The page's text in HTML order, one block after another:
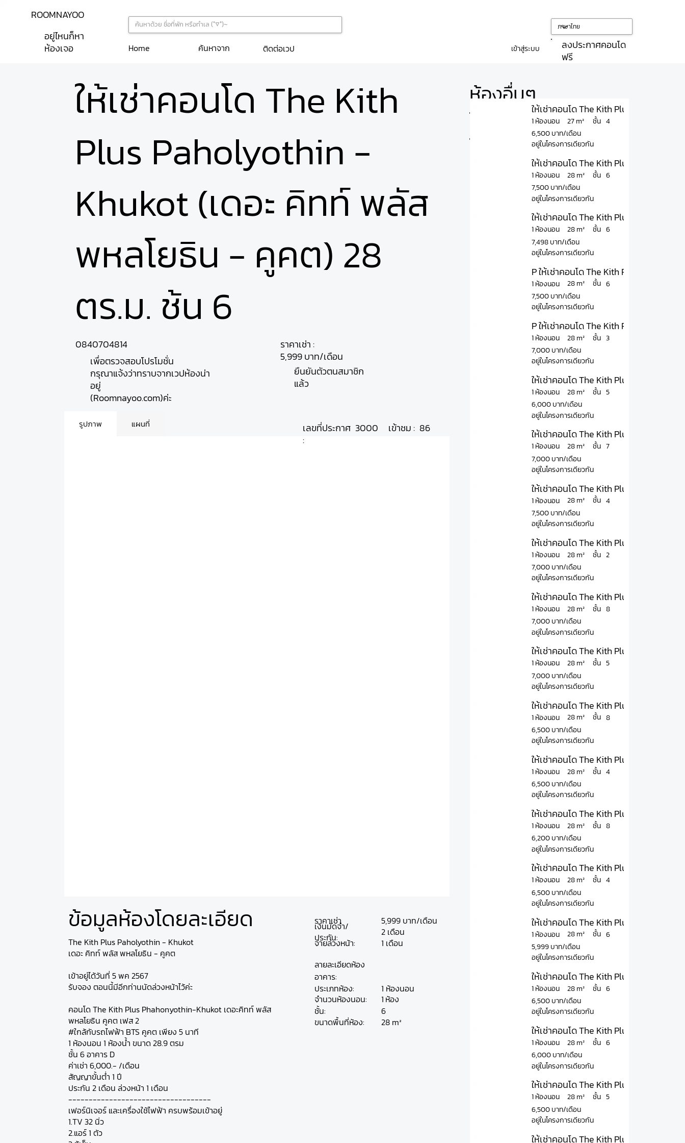
ติดต่อเวป
Home ค้นหาจาก เข้าสู่ระบบ
ลงประกาศคอนโด
ฟรี
ROOMNAYOO
อยู่ไหนก็หา
ห้องเจอ
ให้เช่าคอนโด The Kith
Plus Paholyothin -
Khukot (เดอะ คิทท์ พลัส
พหลโยธิน - คูคต) 28
ตร.ม. ช้น 6
0840704814
เพื่อตรวจสอบโปรโมชั่น
กรุณาแจ้งว่าทราบจากเวปห้องน่า
อยู่
(Roomnayoo.com)ค่ะ
ราคาเช่า :
5,999 บาท/เดือน
ยืนยันตัวตนสมาชิก
แล้ว
รูปภาพ แผนที่
เลขที่ประกาศ
:
3000 เข้าชม : 86
ข้อมูลห้องโดยละเอียด
The Kith Plus Paholyothin - Khukot
เดอะ คิทท์ พลัส พหลโยธิน - คูคต
เข้าอยู่ได้วันที่ 5 พค 2567
รับจอง ตอนนี้มีอีกท่านนัดล่วงหน้าไว้ค่ะ
คอนโด The Kith Plus Phahonyothin-Khukot เดอะคิทท์ พลัส
พหลโยธิน คูคต เฟส 2
#ใกล้กับรถไฟฟ้า BTS คูคต เพียง 5 นาที
1 ห้องนอน 1 ห้องน้ำ ขนาด 28.9 ตรม
ชั้น 6 อาคาร D
ค่าเช่า 6,000.- /เดือน
สัญญาขั้นต่ำ 1 ปี
ประกัน 2 เดือน ล่วงหน้า 1 เดือน
-----------------------------------
เฟอร์นิเจอร์ และเครื่องใช้ไฟฟ้า ครบพร้อมเข้าอยู่
1.TV 32 นิ่ว
2.แอร์ 1 ตัว
ลายละเอียดห้อง
อาคาร:
ประเภทห้อง:
จำนวนห้องนอน:
ชั้น:
ขนาดพื้นที่ห้อง:
1 ห้องนอน
1
6
28 m²
ห้อง
ราคาเช่า
เงินมัดจำ/
ประกัน:
จ่ายล่วงหน้า:
5,999 บาท/เดือน
2 เดือน
1 เดือน
ห้องอื่นๆ
ใน
โครงการ
ให้เช่าคอนโด The Kith Plus
1 ห้องนอน
6,500 บาท/เดือน
ชั้น
27 m² 4
อยู่ในโครงการเดียวกัน
ให้เช่าคอนโด The Kith Plus
1 ห้องนอน
7,500 บาท/เดือน
ชั้น
28 m² 6
อยู่ในโครงการเดียวกัน
ให้เช่าคอนโด The Kith Plus
1 ห้องนอน
7,498 บาท/เดือน
ชั้น
28 m² 6
อยู่ในโครงการเดียวกัน
P ให้เช่าคอนโด The Kith Plus
1 ห้องนอน
7,500 บาท/เดือน
ชั้น
28 m² 6
อยู่ในโครงการเดียวกัน
P ให้เช่าคอนโด The Kith Plus
1 ห้องนอน
7,000 บาท/เดือน
ชั้น
28 m² 3
อยู่ในโครงการเดียวกัน
ให้เช่าคอนโด The Kith Plus
1 ห้องนอน
6,000 บาท/เดือน
ชั้น
28 m² 5
อยู่ในโครงการเดียวกัน
ให้เช่าคอนโด The Kith Plus
1 ห้องนอน
7,000 บาท/เดือน
ชั้น
28 m² 7
อยู่ในโครงการเดียวกัน
ให้เช่าคอนโด The Kith Plus
1 ห้องนอน
7,500 บาท/เดือน
ชั้น
28 m² 4
อยู่ในโครงการเดียวกัน
ให้เช่าคอนโด The Kith Plus
1 ห้องนอน
7,000 บาท/เดือน
ชั้น
28 m² 2
อยู่ในโครงการเดียวกัน
ให้เช่าคอนโด The Kith Plus
1 ห้องนอน
7,000 บาท/เดือน
ชั้น
28 m² 8
อยู่ในโครงการเดียวกัน
ให้เช่าคอนโด The Kith Plus
1 ห้องนอน
7,000 บาท/เดือน
ชั้น
28 m² 5
อยู่ในโครงการเดียวกัน
ให้เช่าคอนโด The Kith Plus
1 ห้องนอน
6,500 บาท/เดือน
ชั้น
28 m² 8
อยู่ในโครงการเดียวกัน
ให้เช่าคอนโด The Kith Plus
1 ห้องนอน
6,500 บาท/เดือน
ชั้น
28 m² 4
อยู่ในโครงการเดียวกัน
ให้เช่าคอนโด The Kith Plus
1 ห้องนอน
6,200 บาท/เดือน
ชั้น
28 m² 8
อยู่ในโครงการเดียวกัน
ให้เช่าคอนโด The Kith Plus
1 ห้องนอน
6,500 บาท/เดือน
ชั้น
28 m² 4
อยู่ในโครงการเดียวกัน
ให้เช่าคอนโด The Kith Plus
1 ห้องนอน
5,999 บาท/เดือน
ชั้น
28 m² 6
อยู่ในโครงการเดียวกัน
ให้เช่าคอนโด The Kith Plus
1 ห้องนอน
6,500 บาท/เดือน
ชั้น
28 m² 6
อยู่ในโครงการเดียวกัน
ให้เช่าคอนโด The Kith Plus
1 ห้องนอน
6,000 บาท/เดือน
ชั้น
28 m² 6
อยู่ในโครงการเดียวกัน
ให้เช่าคอนโด The Kith Plus
1 ห้องนอน
6,500 บาท/เดือน
ชั้น
28 m² 5
อยู่ในโครงการเดียวกัน
ให้เช่าคอนโด The Kith Plus